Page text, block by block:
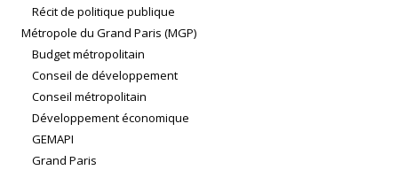
Récit de politique publique
Métropole du Grand Paris (MGP)
Budget métropolitain
Conseil de développement
Conseil métropolitain
Développement économique
GEMAPI
Grand Paris